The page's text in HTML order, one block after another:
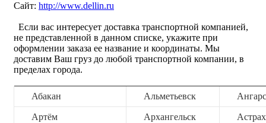
Сайт: http://www.dellin.ru
Если вас интересует доставка транспортной компанией,
не представленной в данном списке, укажите при
оформлении заказа ее название и координаты. Мы
доставим Ваш груз до любой транспортной компании, в
пределах города.
Абакан Альметьевск
Артём Архангельск